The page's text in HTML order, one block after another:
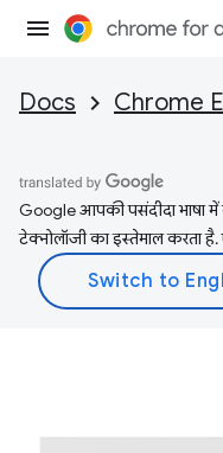
Docs Chrome
Google आपकी पसंदीदा भाषा
टेक्नोलॉजी का इस्तेमाल करता